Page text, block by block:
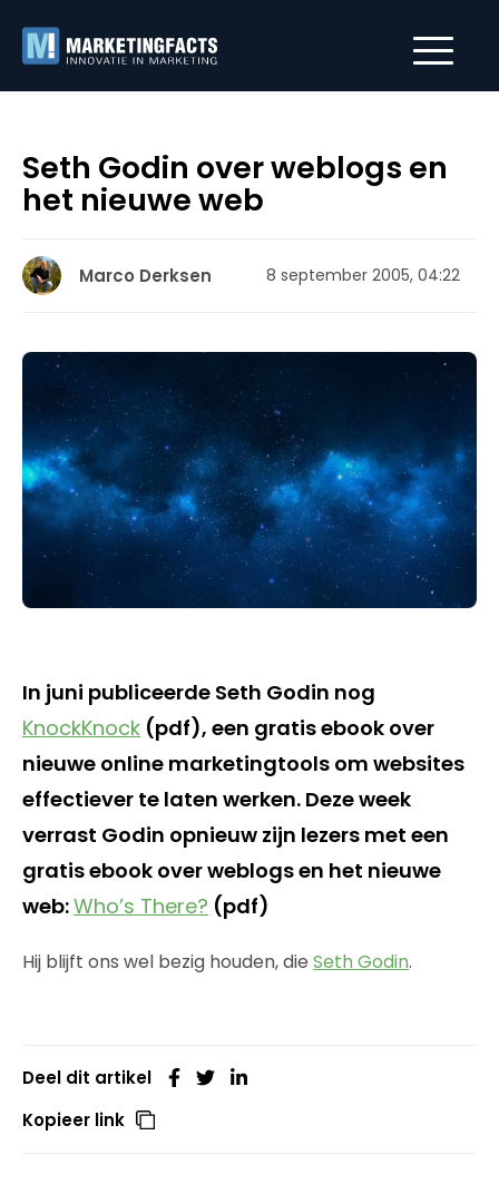
Seth Godin over weblogs en
het nieuwe web
Marco Derksen 8 september 2005, 04:22
In juni publiceerde Seth Godin nog
KnockKnock (pdf), een gratis ebook over
nieuwe online marketingtools om websites
effectiever te laten werken. Deze week
verrast Godin opnieuw zijn lezers met een
gratis ebook over weblogs en het nieuwe
web:Who’s There? (pdf)
Hij blijft ons wel bezig houden, die Seth Godin.
Deel dit artikel
Kopieer link